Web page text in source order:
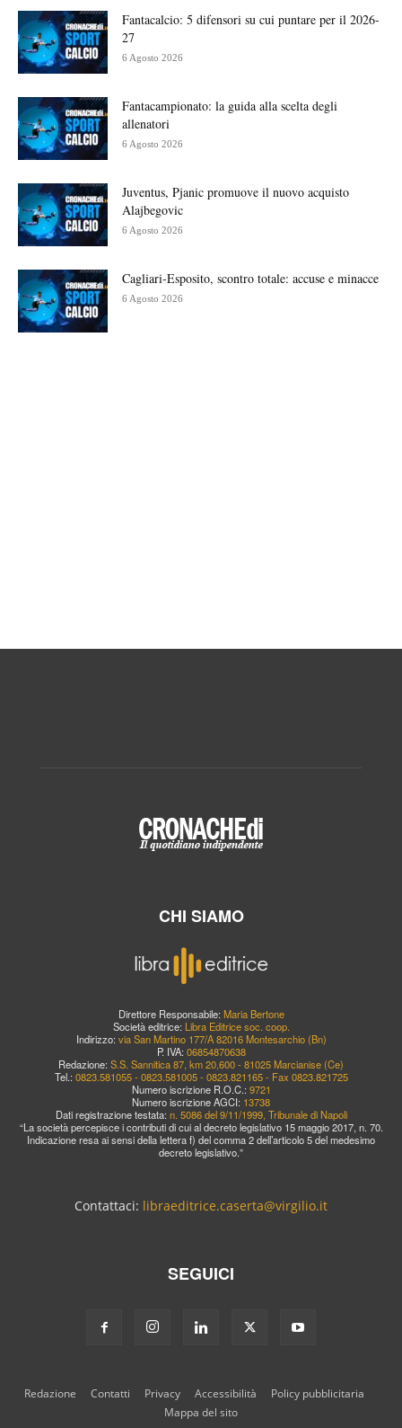
Fantacalcio: 5 difensori su cui puntare per il 2026-
27
6 Agosto 2026
Fantacampionato: la guida alla scelta degli
allenatori
6 Agosto 2026
Juventus, Pjanic promuove il nuovo acquisto
Alajbegovic
6 Agosto 2026
Cagliari-Esposito, scontro totale: accuse e minacce
6 Agosto 2026
CHI SIAMO
Direttore Responsabile: Maria Bertone
Società editrice: Libra Editrice soc. coop.
Indirizzo: via San Martino 177/A 82016 Montesarchio (Bn)
P. IVA: 06854870638
Redazione: S.S. Sannitica 87, km 20,600 - 81025 Marcianise (Ce)
Tel.: 0823.581055 - 0823.581005 - 0823.821165 - Fax 0823.821725
Numero iscrizione R.O.C.: 9721
Numero iscrizione AGCI: 13738
Dati registrazione testata: n. 5086 del 9/11/1999, Tribunale di Napoli
“La società percepisce i contributi di cui al decreto legislativo 15 maggio 2017, n. 70.
Indicazione resa ai sensi della lettera f) del comma 2 dell’articolo 5 del medesimo
decreto legislativo.”
Contattaci: libraeditrice.caserta@virgilio.it
SEGUICI
Redazione Contatti Privacy Accessibilità
Policy pubblicitaria
Mappa del sito